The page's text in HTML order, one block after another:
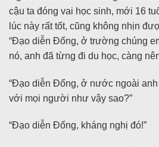
cậu ta đóng vai học sinh, mới 16
lúc này rất tốt, cũng không nhịn
“Đạo diễn Đổng, ở trường chúng
nó, anh đã từng đi du học, càng
“Đạo diễn Đổng, ở nước ngoài
với mọi người như vậy sao?”
“Đạo diễn Đổng, kháng nghị đó!”